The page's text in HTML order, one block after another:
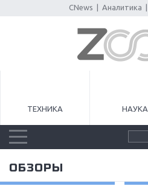
CNews Аналитика
ТЕХНИКА НАУКА
ОБЗОРЫ